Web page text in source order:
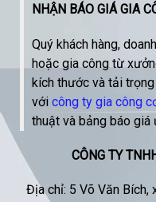
NHẬN BÁO GIÁ GIA
Quý khách hàng,
hoặc gia công từ
kích thước và tải
với công ty gia công
thuật và bảng báo giá
CÔNG TY
Địa chỉ: 5 Võ Văn Bích,